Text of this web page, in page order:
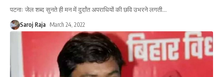
पटनाः जेल शब्द सुनते ही मन में दुर्दांत अपराधियों की छवि उभरने लगती…
Saroj Raja March 24, 2022